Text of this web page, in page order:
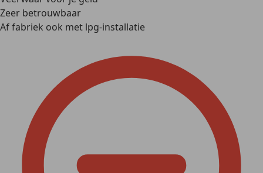
Zeer betrouwbaar
Af fabriek ook met lpg-installatie